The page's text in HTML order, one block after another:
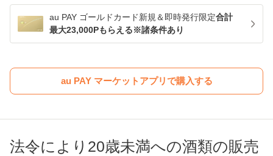
au PAY ゴールドカード新規＆即時発行限定合計
最大23,000Pもらえる※諸条件あり
au PAY マーケットアプリで購入する
法令により20歳未満への酒類の販売